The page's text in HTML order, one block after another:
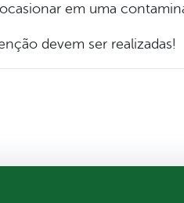
em uma
devem ser realizadas!